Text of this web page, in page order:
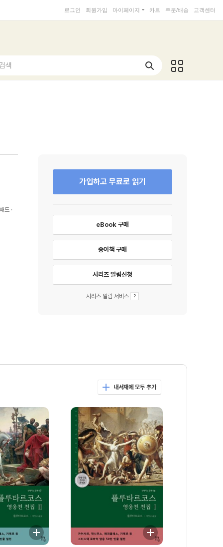
로그인 회원가입 마이페이지 카트 주문/배송 고객센터
색
드
가입하고 무료로 읽기
eBook 구매
종이책 구매
시리즈 알림신청
시리즈 알림 서비스
내서재에 모두 추가